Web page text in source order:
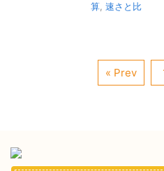
算 速さと比
« Prev